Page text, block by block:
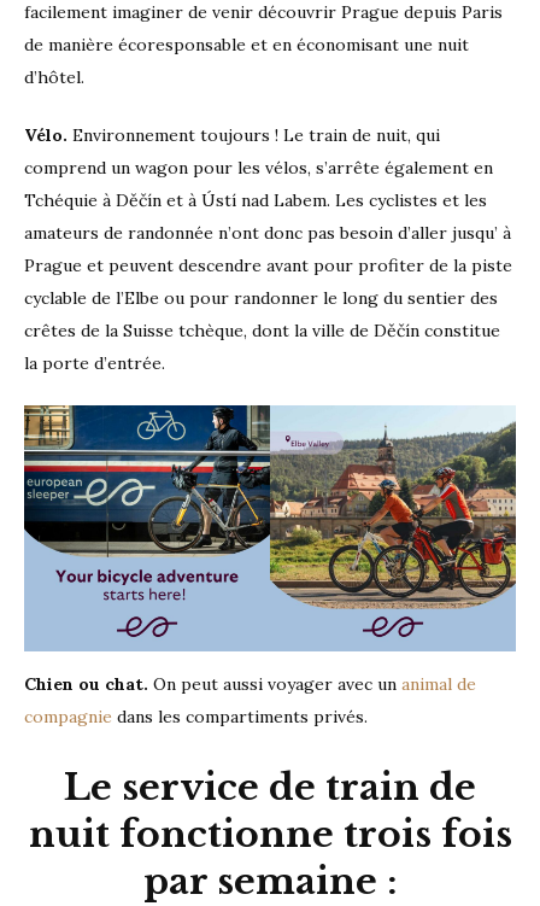
facilement imaginer de venir découvrir Prague depuis Paris
de manière écoresponsable et en économisant une nuit
d’hôtel.
Vélo. Environnement toujours ! Le train de nuit, qui
comprend un wagon pour les vélos, s’arrête également en
Tchéquie à Děčín et à Ústí nad Labem. Les cyclistes et les
amateurs de randonnée n’ont donc pas besoin d’aller jusqu’ à
Prague et peuvent descendre avant pour profiter de la piste
cyclable de l’Elbe ou pour randonner le long du sentier des
crêtes de la Suisse tchèque, dont la ville de Děčín constitue
la porte d’entrée.
Chien ou chat. On peut aussi voyager avec un animal de
compagnie dans les compartiments privés.
Le service de train de
nuit fonctionne trois fois
par semaine :